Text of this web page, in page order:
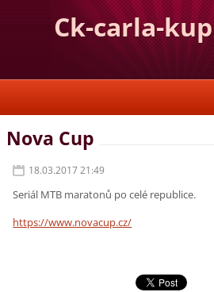
Ck-carla-
Nova Cup
18.03.2017 21:49
Seriál MTB maratonů po celé republice.
https://www.novacup.cz/